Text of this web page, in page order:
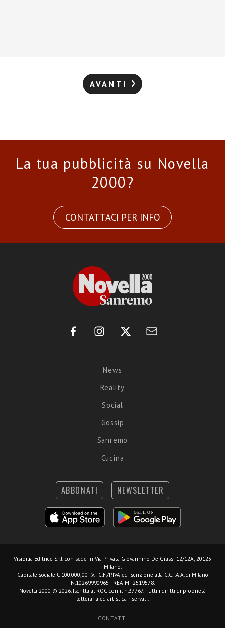
AVANTI
La tua pubblicità su Novella
2000?
CONTATTACI PER INFO
News
Reality
Social
Gossip
Sanremo
Cucina
ABBONATI NEWSLETTER
Visibilia Editrice S.r.l. con sede in Via Privata Giovannino De Grassi 12/12A, 20123
Milano.
Capitale sociale € 100.000,00 I.V. - C.F./P.IVA ed iscrizione alla C.C.I.A.A. di Milano
N.10269990965 - REA MI-2519578.
Novella 2000 © 2026. Iscritta al ROC con il n.37767. Tutti i diritti di proprietà
letteraria ed artistica riservati.
CONTATTI